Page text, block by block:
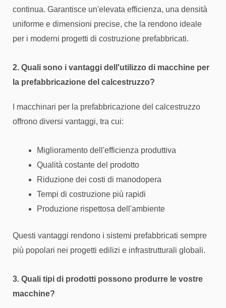
continua. Garantisce un'elevata efficienza, una densità
uniforme e dimensioni precise, che la rendono ideale
per i moderni progetti di costruzione prefabbricati.
2. Quali sono i vantaggi dell'utilizzo di macchine per
la prefabbricazione del calcestruzzo?
I macchinari per la prefabbricazione del calcestruzzo
offrono diversi vantaggi, tra cui:
Miglioramento dell'efficienza produttiva
Qualità costante del prodotto
Riduzione dei costi di manodopera
Tempi di costruzione più rapidi
Produzione rispettosa dell'ambiente
Questi vantaggi rendono i sistemi prefabbricati sempre
più popolari nei progetti edilizi e infrastrutturali globali.
3. Quali tipi di prodotti possono produrre le vostre
macchine?